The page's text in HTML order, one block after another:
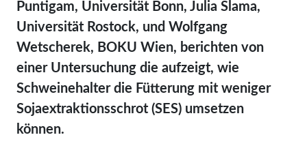
Puntigam, Universität Bonn, Julia Slama,
Universität Rostock, und Wolfgang
Wetscherek, BOKU Wien, berichten von
einer Untersuchung die aufzeigt, wie
Schweinehalter die Fütterung mit weniger
Sojaextraktionsschrot (SES) umsetzen
können.